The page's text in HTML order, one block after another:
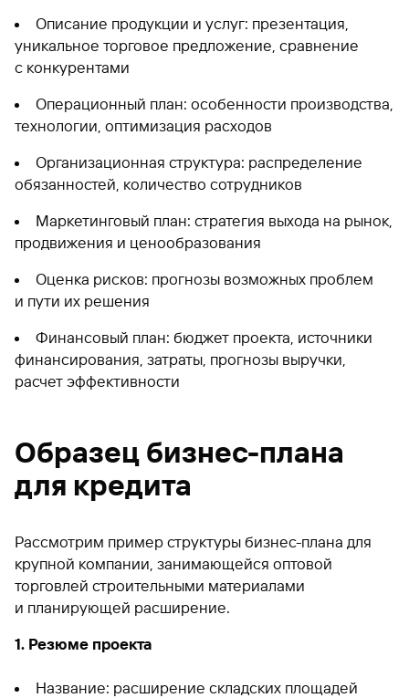
Описание продукции и услуг: презентация,
уникальное торговое предложение, сравнение
с конкурентами
Операционный план: особенности производства,
технологии, оптимизация расходов
Организационная структура: распределение
обязанностей, количество сотрудников
Маркетинговый план: стратегия выхода на рынок,
продвижения и ценообразования
Оценка рисков: прогнозы возможных проблем
и пути их решения
Финансовый план: бюджет проекта, источники
финансирования, затраты, прогнозы выручки,
расчет эффективности
Образец бизнес-плана
для кредита
Рассмотрим пример структуры бизнес-плана для
крупной компании, занимающейся оптовой
торговлей строительными материалами
и планирующей расширение.
1. Резюме проекта
Название: расширение складских площадей